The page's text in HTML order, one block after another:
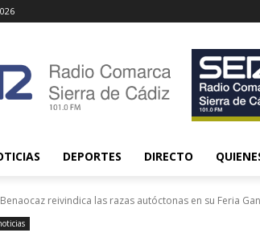
DEPORTES DIRECTO
Benaocaz reivindica las razas autóctonas en su Feria